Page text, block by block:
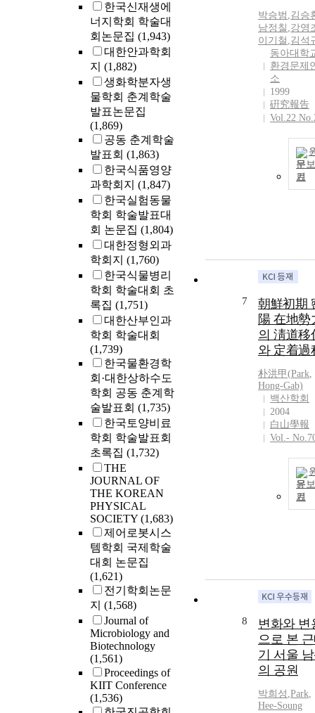
한국신재생에
너지학회 학술대
회논문집 (1,943)
대한안과학회
지 (1,882)
생화학분자생
물학회 춘계학술
발표논문집
(1,869)
공동 춘계학술
발표회 (1,863)
한국식품영양
과학회지 (1,847)
한국실험동물
학회 학술발표대
회 논문집 (1,804)
대한정형외과
학회지 (1,760)
한국식물병리
학회 학술대회 초
록집 (1,751)
대한산부인과
학회 학술대회
(1,739)
한국물환경학
회·대한상하수도
학회 공동 춘계학
술발표회 (1,735)
한국토양비료
학회 학술발표회
초록집 (1,732)
THE
JOURNAL OF
THE KOREAN
PHYSICAL
SOCIETY (1,683)
제어로봇시스
템학회 국제학술
대회 논문집
(1,621)
전기학회논문
지 (1,568)
Journal of
Microbiology and
Biotechnology
(1,561)
Proceedings of
KIIT Conference
(1,536)
박승범 ,김승
남정칠 ,강영
이기철 ,김석
동아대학
환경문제
소
1999
硏究報告
Vol.22
문보
기
7
朝鮮初期
陽 在地勢
의 淸道移
와 定着過
朴洪甲(Park,
Hong-Gab)
백산학회
2004
白山學報
Vol.-
문보
기
8
변화와 변
으로 본
기 서울
의 공원
박희성 ,Park,
Hee-Soung